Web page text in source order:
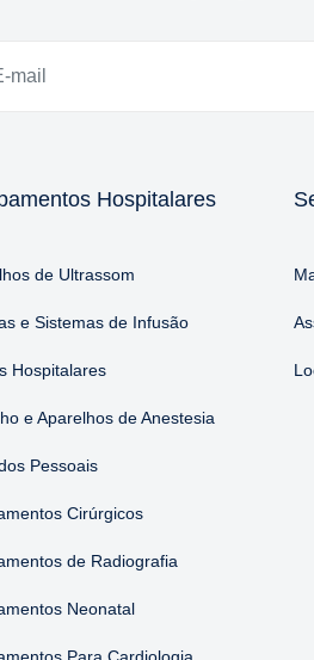
Hospitalares
de Ultrassom
e Sistemas de Infusão
Hospitalares
e Aparelhos de Anestesia
Pessoais
Cirúrgicos
de Radiografia
Neonatal